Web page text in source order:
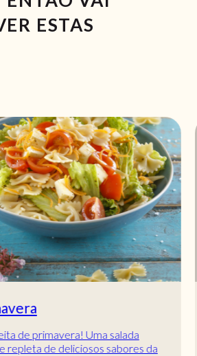
ESTAS
de primavera! Uma salada
repleta de deliciosos sabores da